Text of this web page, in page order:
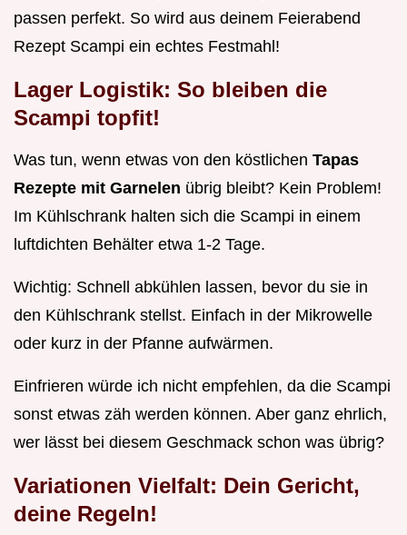
passen perfekt. So wird aus deinem Feierabend
Rezept Scampi ein echtes Festmahl!
Lager Logistik: So bleiben die
Scampi topfit!
Was tun, wenn etwas von den köstlichen Tapas
Rezepte mit Garnelen übrig bleibt? Kein Problem!
Im Kühlschrank halten sich die Scampi in einem
luftdichten Behälter etwa 1-2 Tage.
Wichtig: Schnell abkühlen lassen, bevor du sie in
den Kühlschrank stellst. Einfach in der Mikrowelle
oder kurz in der Pfanne aufwärmen.
Einfrieren würde ich nicht empfehlen, da die Scampi
sonst etwas zäh werden können. Aber ganz ehrlich,
wer lässt bei diesem Geschmack schon was übrig?
Variationen Vielfalt: Dein Gericht,
deine Regeln!